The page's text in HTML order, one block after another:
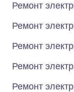
Ремонт
Ремонт
Ремонт
Ремонт
Ремонт